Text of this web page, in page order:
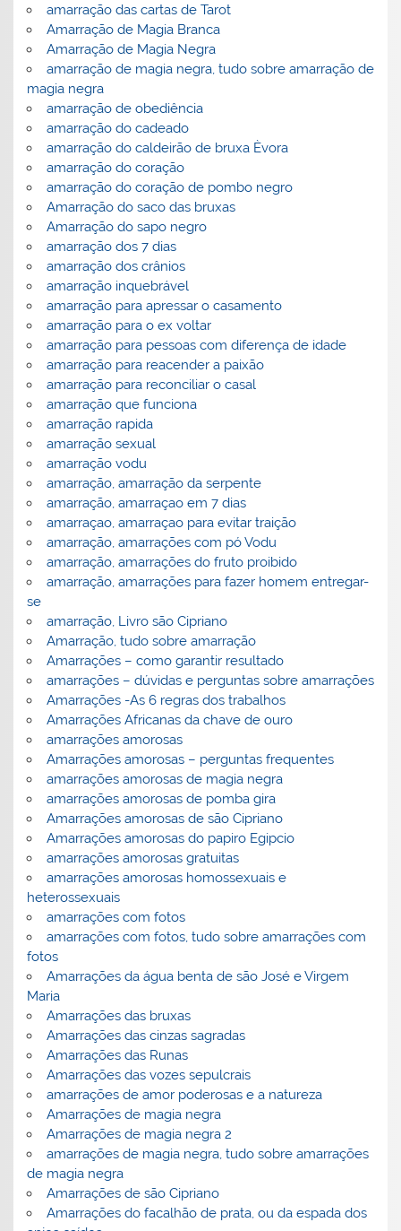
amarração das cartas de Tarot
Amarração de Magia Branca
Amarração de Magia Negra
amarração de magia negra, tudo sobre amarração de
magia negra
amarração de obediência
amarração do cadeado
amarração do caldeirão de bruxa Èvora
amarração do coração
amarração do coração de pombo negro
Amarração do saco das bruxas
Amarração do sapo negro
amarração dos 7 dias
amarração dos crânios
amarração inquebrável
amarração para apressar o casamento
amarração para o ex voltar
amarração para pessoas com diferença de idade
amarração para reacender a paixão
amarração para reconciliar o casal
amarração que funciona
amarração rapida
amarração sexual
amarração vodu
amarração, amarração da serpente
amarração, amarraçao em 7 dias
amarraçao, amarraçao para evitar traição
amarração, amarrações com pó Vodu
amarração, amarrações do fruto proibido
amarração, amarrações para fazer homem entregar-
se
amarração, Livro são Cipriano
Amarração, tudo sobre amarração
Amarrações – como garantir resultado
amarrações – dúvidas e perguntas sobre amarrações
Amarrações -As 6 regras dos trabalhos
Amarrações Africanas da chave de ouro
amarrações amorosas
Amarrações amorosas – perguntas frequentes
amarrações amorosas de magia negra
amarrações amorosas de pomba gira
Amarrações amorosas de são Cipriano
Amarrações amorosas do papiro Egipcio
amarrações amorosas gratuitas
amarrações amorosas homossexuais e
heterossexuais
amarrações com fotos
amarrações com fotos, tudo sobre amarrações com
fotos
Amarrações da água benta de são José e Virgem
Maria
Amarrações das bruxas
Amarrações das cinzas sagradas
Amarrações das Runas
Amarrações das vozes sepulcrais
amarrações de amor poderosas e a natureza
Amarrações de magia negra
Amarrações de magia negra 2
amarrações de magia negra, tudo sobre amarrações
de magia negra
Amarrações de são Cipriano
Amarrações do facalhão de prata, ou da espada dos